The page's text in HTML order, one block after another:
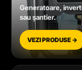
Generatoare,
sau șantier.
VEZI PRODUSE →